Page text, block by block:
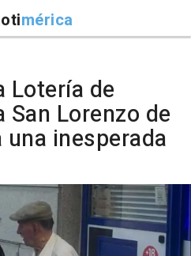
mérica
Lotería de
San Lorenzo de
inesperada